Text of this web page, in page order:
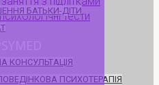
БАТЬКИ-ДІТИ
КОНСУЛЬТАЦІЯ
ПСИХОТЕРАПІЯ
тести